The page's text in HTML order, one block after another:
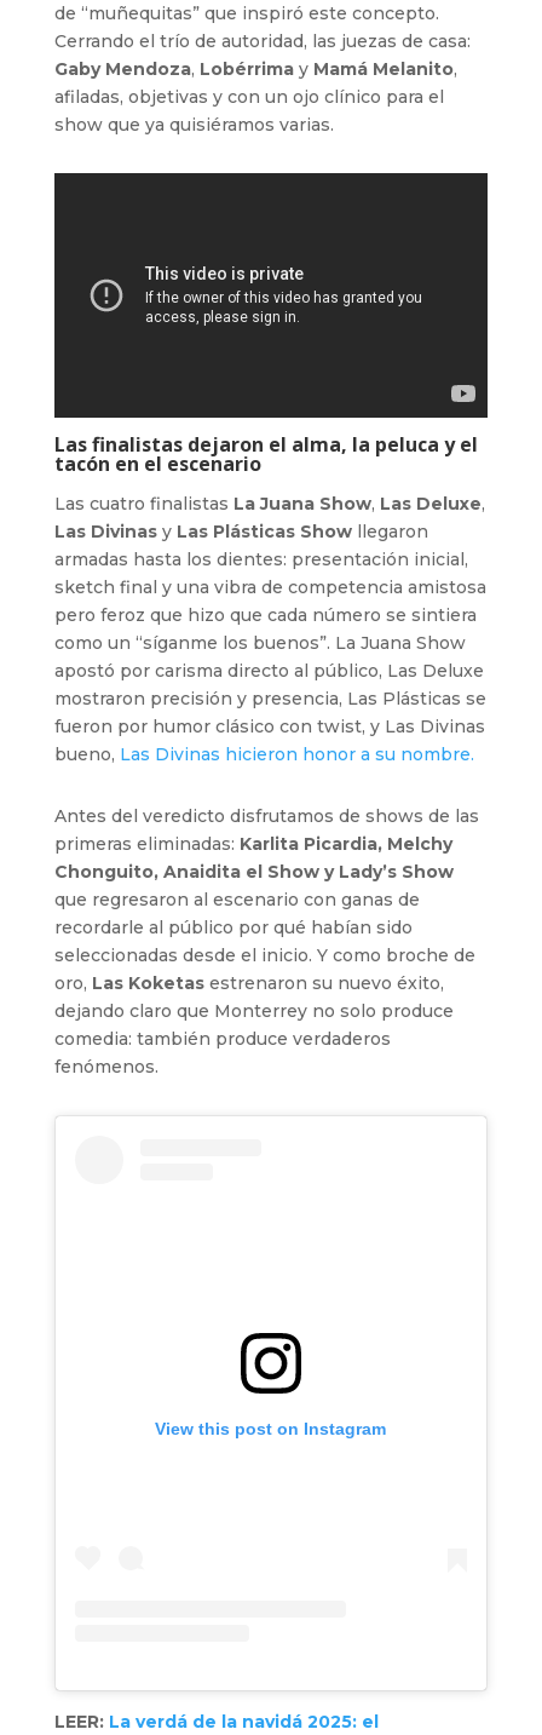
de “muñequitas” que inspiró este concepto.
Cerrando el trío de autoridad, las juezas de casa:
Gaby Mendoza, Lobérrimay Mamá Melanito,
afiladas, objetivas y con un ojo clínico para el
show que ya quisiéramos varias.
Las finalistas dejaron el alma, la peluca y el
tacón en el escenario
Las cuatro finalistas La Juana Show, Las Deluxe,
Las Divinasy Las Plásticas Showllegaron
armadas hasta los dientes: presentación inicial,
sketch final y una vibra de competencia amistosa
pero feroz que hizo que cada número se sintiera
como un “síganme los buenos”. La Juana Show
apostó por carisma directo al público, Las Deluxe
mostraron precisión y presencia, Las Plásticas se
fueron por humor clásico con twist, y Las Divinas
bueno, Las Divinas hicieron honor a su nombre.
Antes del veredicto disfrutamos de shows de las
primeras eliminadas: Karlita Picardia, Melchy
Chonguito, Anaidita el Show y Lady’s Show
que regresaron al escenario con ganas de
recordarle al público por qué habían sido
seleccionadas desde el inicio. Y como broche de
oro, Las Koketasestrenaron su nuevo éxito,
dejando claro que Monterrey no solo produce
comedia: también produce verdaderos
fenómenos.
View this post on Instagram
LEER: La verdá de la navidá 2025: el